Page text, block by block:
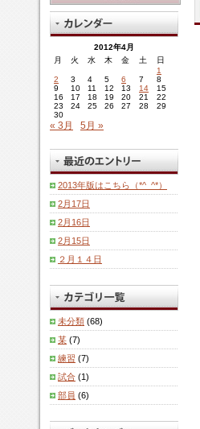
2012年4月
月
火 水 木 金 土
日
1
2
3 4 5 6 7
8
9
10 11 12 13 14
15
16
17 18 19 20 21
22
23
24 25 26 27 28
29
30
« 3月 5月 »
2013年版はこちら（*^_^*）
2月17日
2月16日
2月15日
２月１４日
未分類 (68)
某 (7)
練習 (7)
試合 (1)
部員 (6)